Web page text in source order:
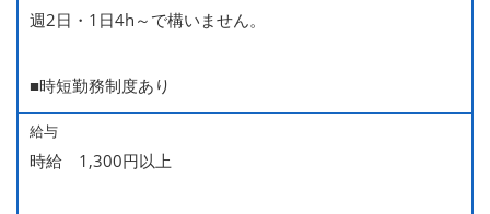
週2日・1日4h～で構いません。
■時短勤務制度あり
給与
時給 1,300円以上